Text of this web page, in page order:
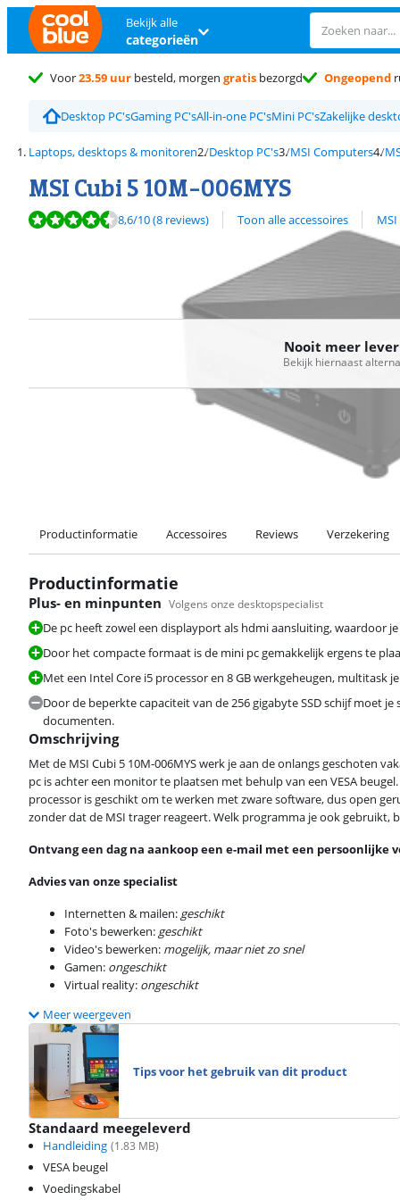
Bekijk alle
categorieën
Voor23.59 uur besteld, morgen gratis bezorgd Ongeopend
Desktop PC'sGaming PC'sAll-in-one PC'sMini PC'sZakelijke
Laptops, desktops & monitoren Desktop PC's MSI Computers
MSI Cubi 5 10M-006MYS
Beoordeling is 8,6 van de 10, gebaseerd op 8 reviews.
8,6/10(8 reviews) Toon alle accessoires
Bekijk alle
Nooit meer
Bekijk hiernaast
Productinformatie Accessoires Reviews Verzekering
Productinformatie
Plus- en minpunten Volgens onze desktopspecialist
De pc heeft zowel een displayport als hdmi aansluiting, waardoor
Door het compacte formaat is de mini pc gemakkelijk ergens te
Met een Intel Core i5 processor en 8 GB werkgeheugen, multitask
Door de beperkte capaciteit van de 256 gigabyte SSD schijf moet
documenten.
Omschrijving
Met de MSI Cubi 5 10M-006MYS werk je aan de onlangs geschoten
pc is achter een monitor te plaatsen met behulp van een VESA
processor is geschikt om te werken met zware software, dus open
zonder dat de MSI trager reageert. Welk programma je ook gebruikt,
Ontvang een dag na aankoop een e-mail met een
Advies van onze specialist
Internetten & mailen: geschikt
Foto's bewerken: geschikt
Video's bewerken: mogelijk, maar niet zo snel
Gamen: ongeschikt
Virtual reality: ongeschikt
Meer weergeven
Tips voor het gebruik van dit product
Standaard meegeleverd
Handleiding (1.83 MB)
VESA beugel
Voedingskabel